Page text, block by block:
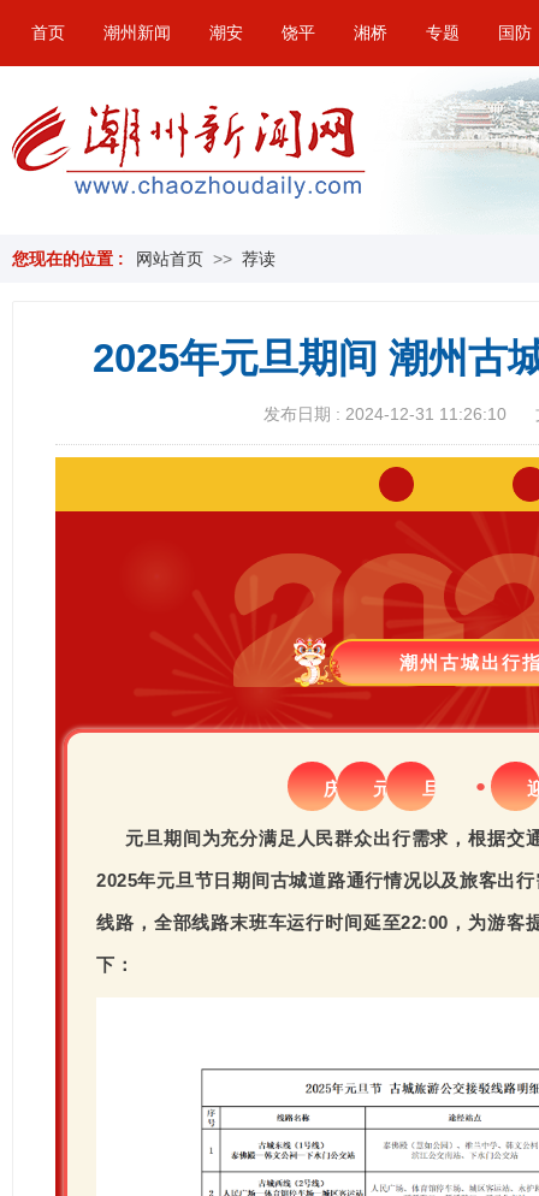
首页 潮州新闻 潮安 饶平 湘桥 专题 国防
您现在的位置 : 网站首页 >> 荐读
2025年元旦期间 潮州古
发布日期 : 2024-12-31 11:26:10
潮州古城出行
庆 元 旦 ●
元旦期间为充分满足人民群众出行需求，根据交
2025年元旦节日期间古城道路通行情况以及旅客出
线路，全部线路末班车运行时间延至22:00，为游客
下：